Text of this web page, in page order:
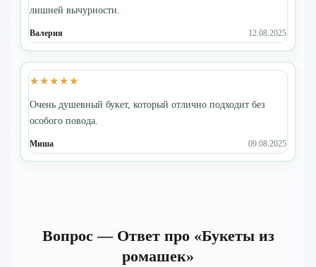
лишней вычурности.
Валерия 12.08.2025
★★★★★
Очень душевный букет, который отлично подходит без
особого повода.
Миша 09.08.2025
Вопрос — Ответ про «Букеты из
ромашек»